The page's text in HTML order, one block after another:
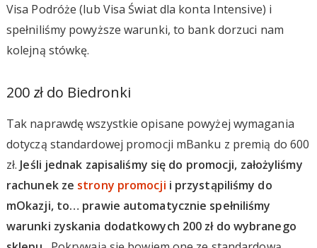
Visa Podróże (lub Visa Świat dla konta Intensive) i
spełniliśmy powyższe warunki, to bank dorzuci nam
kolejną stówkę.
200 zł do Biedronki
Tak naprawdę wszystkie opisane powyżej wymagania
dotyczą standardowej promocji mBanku z premią do 600
zł. Jeśli jednak zapisaliśmy się do promocji, założyliśmy
rachunek ze strony promocji i przystąpiliśmy do
mOkazji, to… prawie automatycznie spełniliśmy
warunki zyskania dodatkowych 200 zł do wybranego